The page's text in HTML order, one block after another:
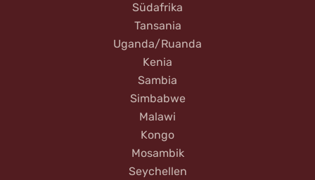
Südafrika
Tansania
Uganda/Ruanda
Kenia
Sambia
Simbabwe
Malawi
Kongo
Mosambik
Seychellen